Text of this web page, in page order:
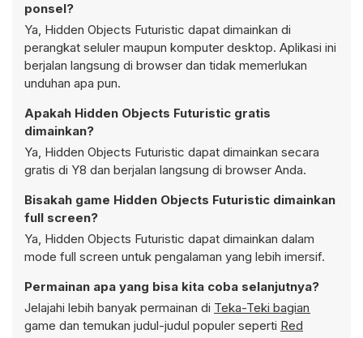
ponsel?
Ya, Hidden Objects Futuristic dapat dimainkan di
perangkat seluler maupun komputer desktop. Aplikasi ini
berjalan langsung di browser dan tidak memerlukan
unduhan apa pun.
Apakah Hidden Objects Futuristic gratis
dimainkan?
Ya, Hidden Objects Futuristic dapat dimainkan secara
gratis di Y8 dan berjalan langsung di browser Anda.
Bisakah game Hidden Objects Futuristic dimainkan
full screen?
Ya, Hidden Objects Futuristic dapat dimainkan dalam
mode full screen untuk pengalaman yang lebih imersif.
Permainan apa yang bisa kita coba selanjutnya?
Jelajahi lebih banyak permainan di Teka-Teki bagian
game dan temukan judul-judul populer seperti Red